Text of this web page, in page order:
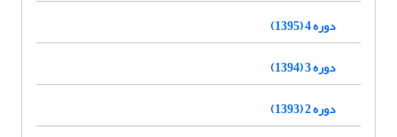
دوره 4 (1395)
دوره 3 (1394)
دوره 2 (1393)